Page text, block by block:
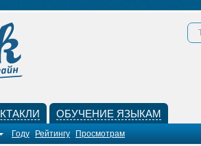
ОБУЧЕНИЕ ЯЗЫКАМ
Году Рейтингу Просмотрам